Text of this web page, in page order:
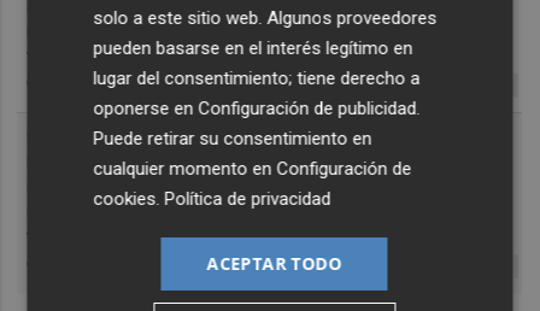
solo a este sitio web. Algunos proveedores
pueden basarse en el interés legítimo en
lugar del consentimiento; tiene derecho a
oponerse enConfiguración de publicidad
Puede retirar su consentimiento en
cualquier momento enConfiguración de
cookies .Política de privacidad
ACEPTAR TODO